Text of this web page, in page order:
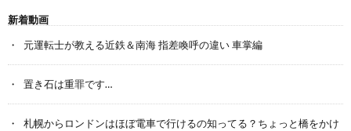
新着動画
元運転士が教える近鉄＆南海 指差喚呼の違い 車掌編
置き石は重罪です…
札幌からロンドンはほぼ電車で行けるの知ってる？ちょっと橋をかけ